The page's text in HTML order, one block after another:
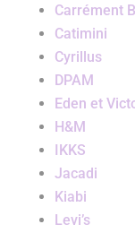
Carrément
Catimini
Cyrillus
DPAM
Eden et
H&M
IKKS
Jacadi
Kiabi
Levi’s